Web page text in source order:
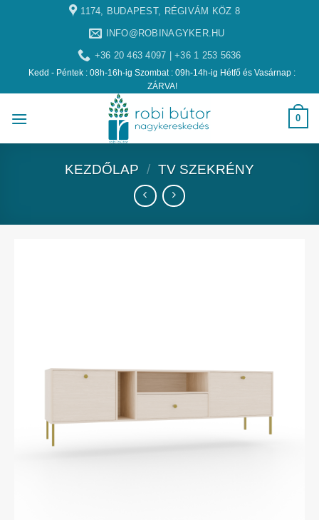
1174, BUDAPEST, RÉGIVÁM KÖZ 8
INFO@ROBINAGYKER.HU
+36 20 463 4097 | +36 1 253 5636
Kedd - Péntek : 08h-16h-ig Szombat : 09h-14h-ig Hétfő és Vasárnap :
ZÁRVA!
0
KEZDŐLAP / TV SZEKRÉNY